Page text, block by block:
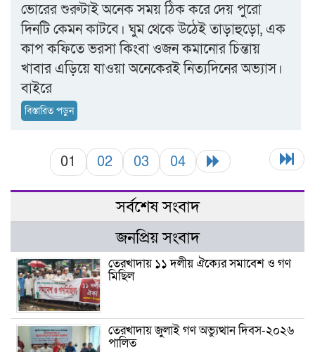
ভোরের শুরুটাই অনেক সময় ঠিক করে দেয় পুরো
দিনটি কেমন কাটবে। ঘুম থেকে উঠেই তাড়াহুড়ো, এক
কাপ কফিতে ভরসা কিংবা ওজন কমানোর চিন্তায়
খাবার এড়িয়ে যাওয়া অনেকেরই নিত্যদিনের অভ্যাস।
বাইরে
বিস্তারিত পড়ুন
01 02 03 04
সর্বশেষ সংবাদ
জনপ্রিয় সংবাদ
তেরখাদায় ১১ দলীয় ঐক্যের সমাবেশ ও গণ
মিছিল
তেরখাদায় জুলাই গণ অভ্যুত্থান দিবস-২০২৬
পালিত